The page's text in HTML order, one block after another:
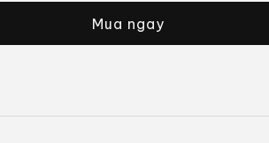
Mầm
Mua ngay